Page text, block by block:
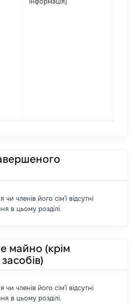
членів його сім'ї відсутні
в цьому розділі.
майно (крім
членів його сім'ї відсутні
в цьому розділі.